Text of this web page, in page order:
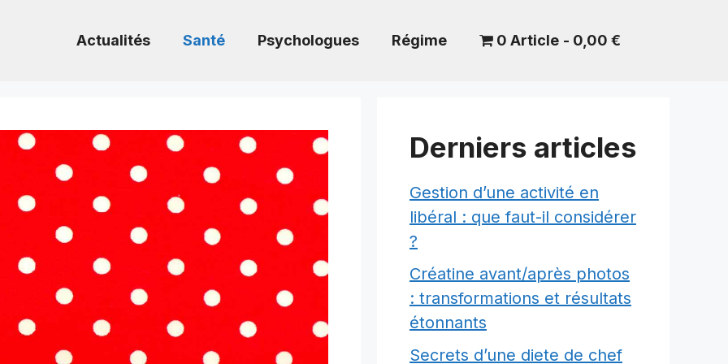
Actualités Santé Psychologues Régime 0 Article 0,00 €
Derniers articles
Gestion d’une activité en
libéral : que faut-il considérer
?
Créatine avant/après photos
: transformations et résultats
étonnants
Secrets d’une diete de chef